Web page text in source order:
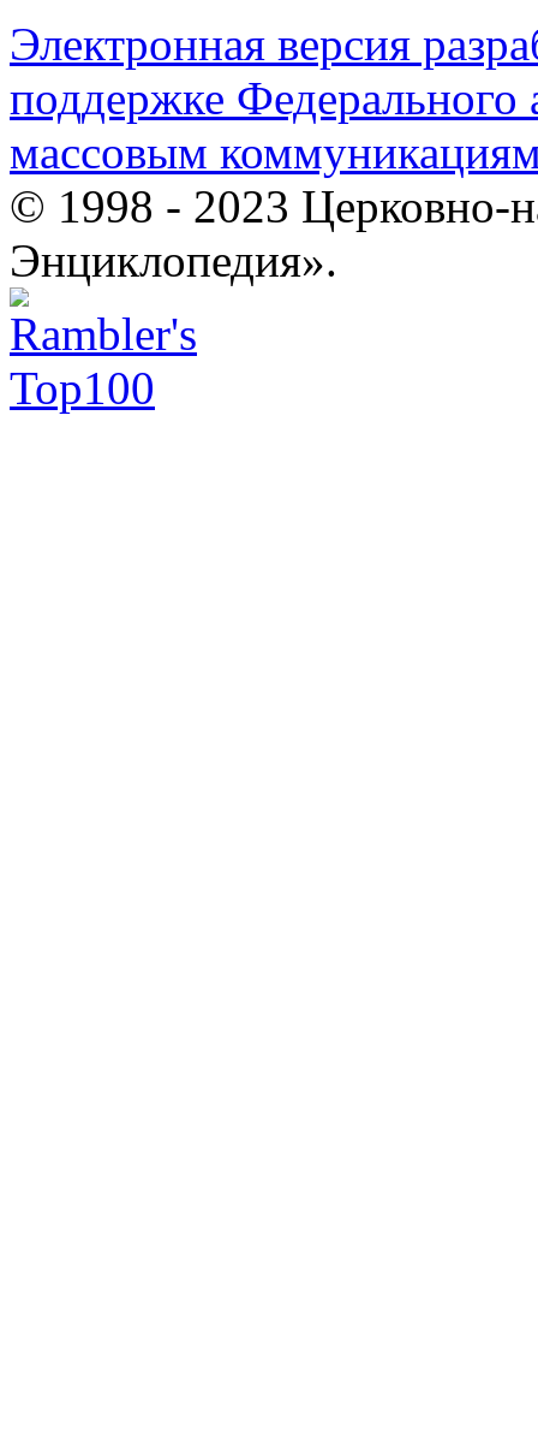
Электронная версия
поддержке Федерального
массовым
© 1998 - 2023 Церковно-
Энциклопедия».